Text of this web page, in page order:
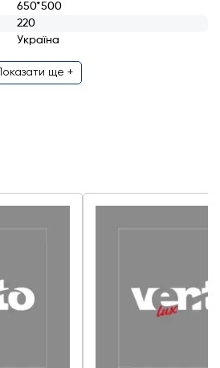
650*500
220
Україна
Показати ще +